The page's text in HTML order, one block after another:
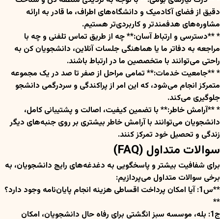
دقیق از فضای آکادمیک و دانشگاه‌های اطراف، ما قادر به ارائه
مشاوره‌های هدفمندتر و کاربردی‌تر هستیم.
* **دسترسی و ارتباط آسان:** چه از طریق تماس تلفنی و چه با
مراجعه به دفاتر ما یا هماهنگی جلسات آنلاین، دانشجویان کن به
راحتی می‌توانند با متخصصین ما در ارتباط باشند.
* **جامعیت خدمات:** تمامی مراحل از صفر تا صد در یک مجموعه
متمرکز انجام می‌شود، که این امر از پراکندگی و سردرگمی دانشجو
جلوگیری می‌کند.
* **آرامش خاطر:** با تضمین کیفیت، اصالت و پشتیبانی کامل،
دانشجویان می‌توانند با آرامش خاطر بیشتری بر روی جنبه‌های دیگر
زندگی و تحصیل خود تمرکز کنند.
سوالات متداول (FAQ)
برای شفافیت بیشتر و پاسخگویی به دغدغه‌های رایج دانشجویان، به
برخی سوالات متداول می‌پردازیم:
**س1: آیا امکان پرداخت اقساطی هزینه انجام پایان‌نامه وجود دارد؟
**
ج1: بله، موسسه سبز انگشتی برای رفاه حال دانشجویان، امکان